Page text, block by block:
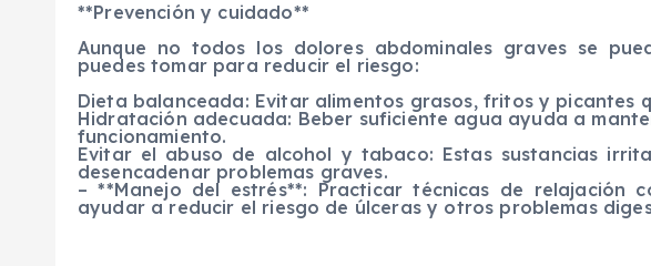
**Prevención y cuidado**
Aunque no todos los dolores abdominales graves se
puedes tomar para reducir el riesgo:
Dieta balanceada: Evitar alimentos grasos, fritos y picantes
Hidratación adecuada: Beber suficiente agua ayuda a
funcionamiento.
Evitar el abuso de alcohol y tabaco: Estas sustancias
desencadenar problemas graves.
– **Manejo del estrés**: Practicar técnicas de relajación
ayudar a reducir el riesgo de úlceras y otros problemas